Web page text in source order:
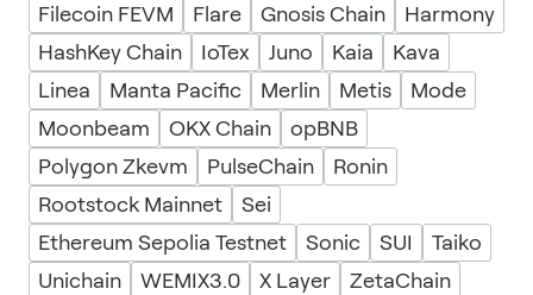
Filecoin FEVM
Flare Gnosis Chain
Harmony
HashKey Chain
IoTex Juno Kaia
Kava
Linea
Manta Pacific Merlin Metis
Mode
Moonbeam
OKX Chain
opBNB
Polygon Zkevm
PulseChain
Ronin
Rootstock Mainnet
Sei
Ethereum Sepolia Testnet
Sonic SUI
Taiko
Unichain
WEMIX3.0 X Layer
ZetaChain